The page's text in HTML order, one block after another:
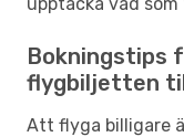
Bokningstips
flygbiljetten
Att flyga billigare